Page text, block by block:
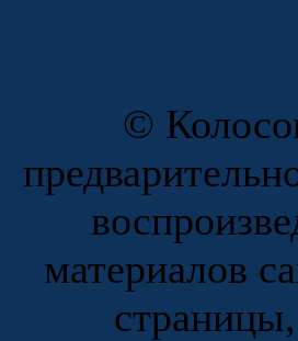
©
материалов